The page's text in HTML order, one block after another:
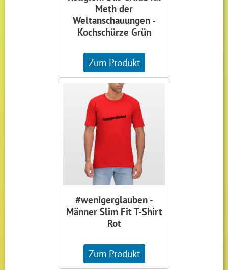
Meth der
Weltanschauungen -
Kochschürze Grün
Zum Produkt
#wenigerglauben -
Männer Slim Fit T-Shirt
Rot
Zum Produkt